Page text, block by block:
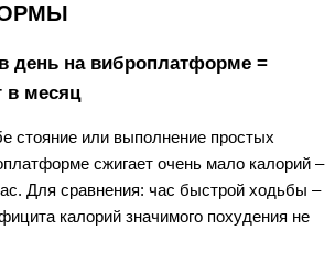
день на виброплатформе =
в месяц
стояние или выполнение простых
сжигает очень мало калорий –
Для сравнения: час быстрой ходьбы –
калорий значимого похудения не